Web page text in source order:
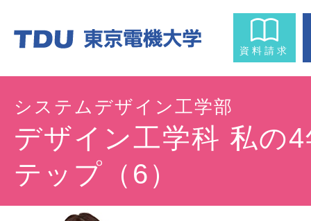
資料請求
システムデザイン工学部
デザイン工学科 私の
テップ（6）